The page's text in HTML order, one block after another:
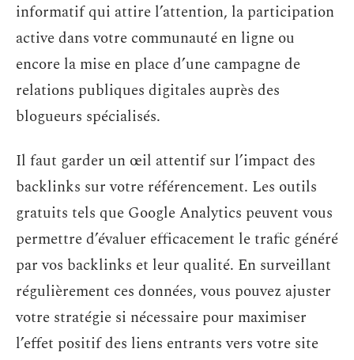
informatif qui attire l’attention, la participation
active dans votre communauté en ligne ou
encore la mise en place d’une campagne de
relations publiques digitales auprès des
blogueurs spécialisés.
Il faut garder un œil attentif sur l’impact des
backlinks sur votre référencement. Les outils
gratuits tels que Google Analytics peuvent vous
permettre d’évaluer efficacement le trafic généré
par vos backlinks et leur qualité. En surveillant
régulièrement ces données, vous pouvez ajuster
votre stratégie si nécessaire pour maximiser
l’effet positif des liens entrants vers votre site